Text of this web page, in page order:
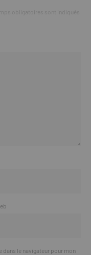
dans le navigateur pour mon